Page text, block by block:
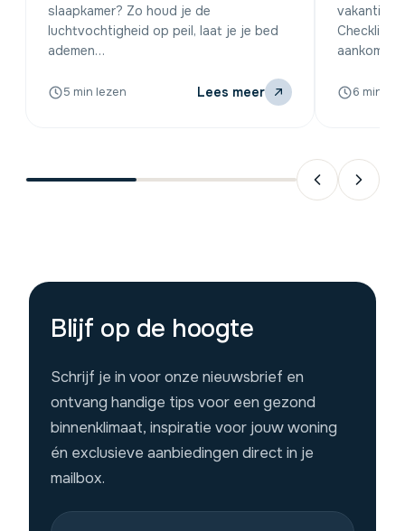
slaapkamer? Zo houd je de
luchtvochtigheid op peil, laat je je bed
ademen…
5 min lezen Lees meer
Checklists
aankomst…
6 min
Blijf op de hoogte
Schrijf je in voor onze nieuwsbrief en
ontvang handige tips voor een gezond
binnenklimaat, inspiratie voor jouw woning
én exclusieve aanbiedingen direct in je
mailbox.